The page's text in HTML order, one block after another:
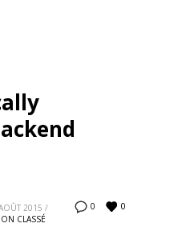
0 0
2015 /
CLASSÉ